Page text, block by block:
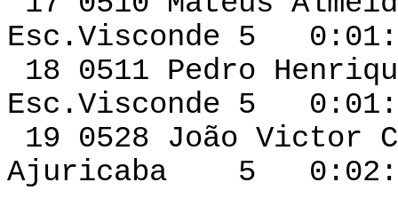
Esc.Visconde 5
18 0511 Pedro
Esc.Visconde 5
19 0528 João
Ajuricaba 5